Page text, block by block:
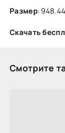
Размер:
Скачать
Смотрите